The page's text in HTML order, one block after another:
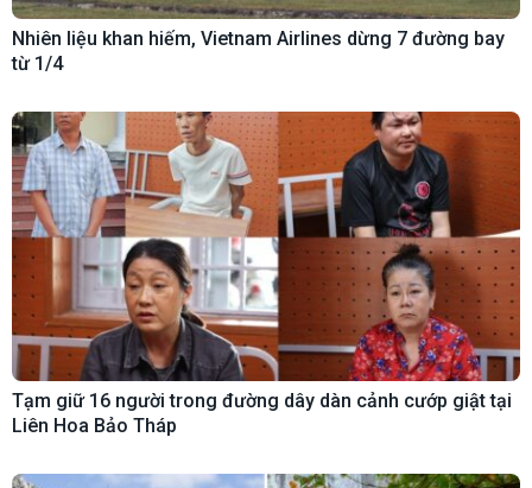
Nhiên liệu khan hiếm, Vietnam Airlines dừng 7 đường bay
từ 1/4
Tạm giữ 16 người trong đường dây dàn cảnh cướp giật tại
Liên Hoa Bảo Tháp